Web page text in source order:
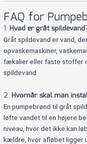
FAQ for
1. Hvad er gråt
Gråt spildevand er vand,
opvaskemaskiner,
fækalier eller faste stoffer
spildevand.
2. Hvornår skal man
En pumpebrønd til gråt
løfte vandet til en højere
niveau, hvor det ikke kan
kældre, hvor afløbet ligger